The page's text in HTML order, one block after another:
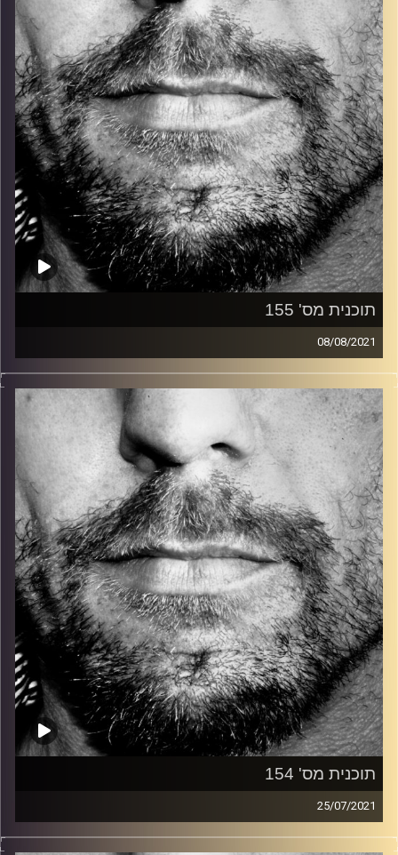
קרדיט תמונות: David Goehring
תוכנית מס' 155
08/08/2021
זיפים, מוזיקה מחוספסת של הופעות חיות. הרבה ג'אם, רוק,
בלוז, bluegrass, ג'אז, Fאנק, פרוגרסיב ואפילו אלקטרוניקה.
כל מה שחי, אמיתי ונושם.
עם שמוליק רגב.
קרדיט תמונות: David Goehring
תוכנית מס' 154
25/07/2021
זיפים, מוזיקה מחוספסת של הופעות חיות. הרבה ג'אם, רוק,